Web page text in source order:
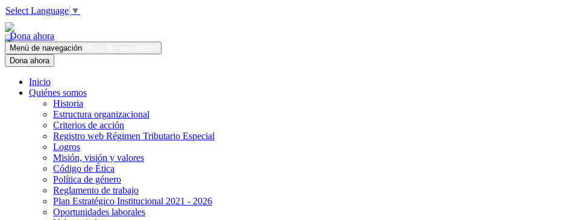
Select Language ▼
Dona ahora
Menú de navegación
Dona ahora
Inicio
Quiénes somos
Historia
Estructura organizacional
Criterios de acción
Registro web Régimen Tributario Especial
Logros
Misión, visión y valores
Código de Ética
Política de género
Reglamento de trabajo
Plan Estratégico Institucional 2021 - 2026
Oportunidades laborales